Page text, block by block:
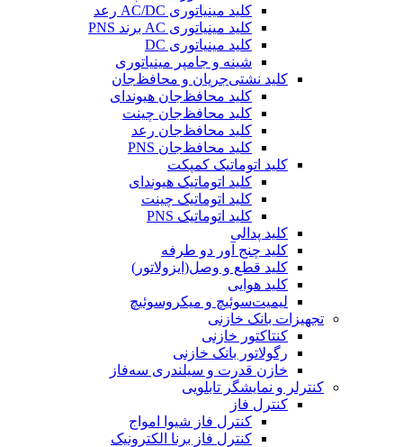
کلید مینیاتوری AC/DC رعد
کلید مینیاتوری AC برند PNS
کلید مینیاتوری DC
شینه و جامپر مینیاتوری
کلید نشتی‌جریان و محافظ‌جان
کلید محافظ‌جان هیوندای
کلید محافظ‌جان چینت
کلید محافظ‌جان رعد
کلید محافظ‌جان PNS
کلید اتوماتیک کمپکت
کلید اتوماتیک هیوندای
کلید اتوماتیک چینت
کلید اتوماتیک PNS
کلید پدالی
کلید چنج آور دو طرفه
کلید قطع و وصل(ایزولاتور)
کلید هوایی
لیمیت‌سوئیچ و میکروسوئیچ
تجهیزات بانک خازنی
کنتاکتور خازنی
رگولاتور بانک خازنی
خازن قدرت و سیلندری سه‌فاز
کنترلر و نمایشگر تابلویی
کنترل فاز
کنترل فاز شیوا امواج
کنترل فاز برنا الکترونیک